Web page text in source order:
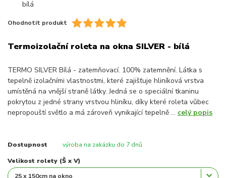
Ohodnotit produkt
Termoizolační roleta na okna SILVER - bílá
TERMO SILVER Bílá - zatemňovací. 100% zatemnění. Látka s
tepelně izolačními vlastnostmi, které zajišťuje hliníková vrstva
umístěná na vnější straně látky. Jedná se o speciální tkaninu
pokrytou z jedné strany vrstvou hliníku, díky které roleta vůbec
nepropouští světlo a má zároveň vynikající tepelně ... celý popis
Dostupnost výroba na zakázku do 7 dnů
Velikost rolety (Š x V)